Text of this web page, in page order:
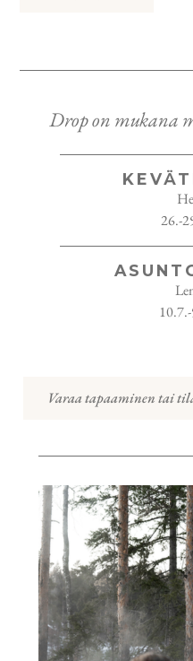
Drop on mukana
26.-
Varaa tapaaminen tai